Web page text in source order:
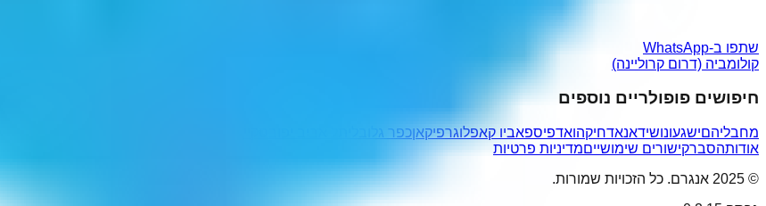
שתפו ב-WhatsApp
קולומביה (דרום קרוליינה)
חיפושים פופולריים נוספים
מחבליהםישגעונושידאנאדחיקהואדפיספאביו קאפלוגרפיקאןכפר גלובלי
אודותהסברקישורים שימושייםמדיניות פרטיות
© 2025 אנגרם. כל הזכויות שמורות.